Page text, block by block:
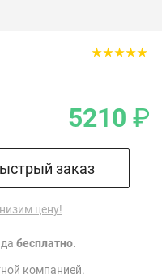
5210 ₽
заказ
цену!
бесплатно.
компанией.